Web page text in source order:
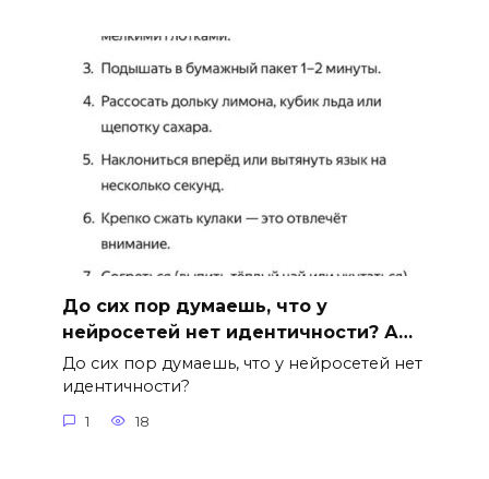
До сих пор думаешь, что у
нейросетей нет идентичности? А…
До сих пор думаешь, что у нейросетей нет
идентичности?
1 18